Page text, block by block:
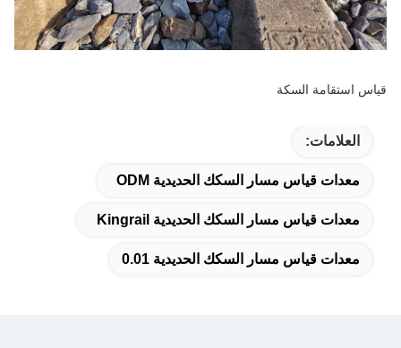
قياس استقامة السكة
العلامات:
معدات قياس مسار السكك الحديدية ODM
معدات قياس مسار السكك الحديدية Kingrail
معدات قياس مسار السكك الحديدية 0.01